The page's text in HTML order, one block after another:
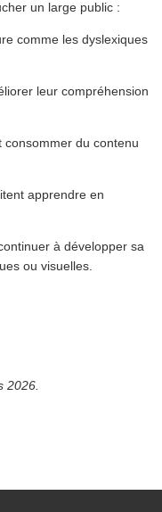
un large public :
comme les dyslexiques
leur compréhension
consommer du contenu
apprendre en
à développer sa
ou visuelles.
2026.